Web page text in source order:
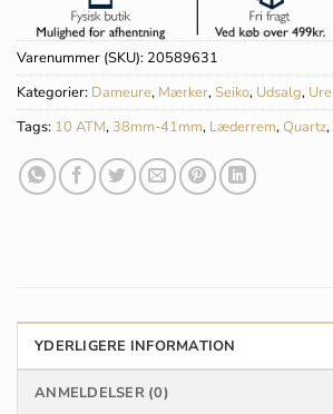
Varenummer (SKU): 20589631
Kategorier: Dameure, Mærker, Seiko, Udsalg, Ure
Tags: 10 ATM, 38mm-41mm, Læderrem,Quartz,
YDERLIGERE INFORMATION
ANMELDELSER (0)